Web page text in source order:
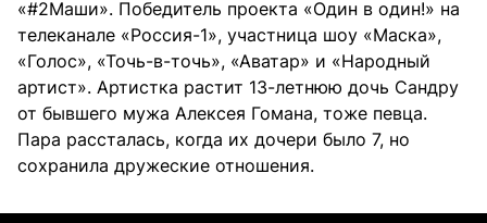
«#2Маши». Победитель проекта «Один в один!» на
телеканале «Россия-1», участница шоу «Маска»,
«Голос», «Точь-в-точь», «Аватар» и «Народный
артист». Артистка растит 13-летнюю дочь Сандру
от бывшего мужа Алексея Гомана, тоже певца.
Пара рассталась, когда их дочери было 7, но
сохранила дружеские отношения.